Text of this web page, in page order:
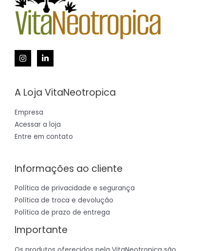
A Loja VitaNeotropica
Empresa
Acessar a loja
Entre em contato
Informações ao cliente
Política de privacidade e segurança
Política de troca e devolução
Política de prazo de entrega
Importante